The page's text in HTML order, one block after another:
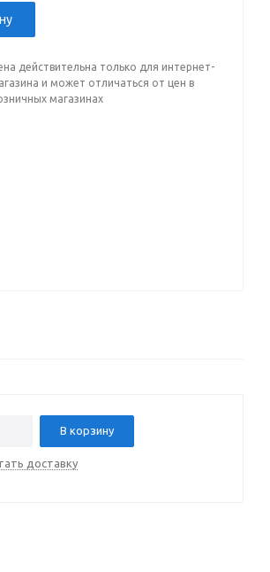
действительна только для интернет-
и может отличаться от цен в
магазинах
В корзину
доставку